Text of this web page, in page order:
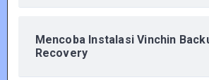
Mencoba Instalasi Vinchin
Recovery